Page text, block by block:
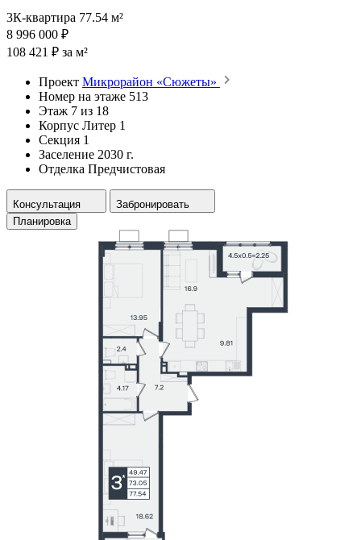
3К-квартира 77.54 м²
8 996 000 ₽
108 421 ₽ за м²
Проект Микрорайон «Сюжеты»
Номер на этаже 513
Этаж 7 из 18
Корпус Литер 1
Секция 1
Заселение 2030 г.
Отделка Предчистовая
Консультация
Забронировать
Планировка